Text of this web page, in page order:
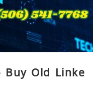
Buy Old Linke